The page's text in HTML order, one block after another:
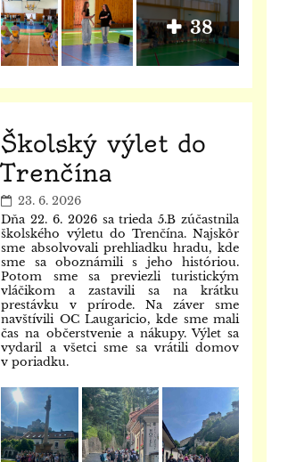
38
Školský výlet do
Trenčína
23. 6. 2026
Dňa 22. 6. 2026 sa trieda 5.B zúčastnila
školského výletu do Trenčína. Najskôr
sme absolvovali prehliadku hradu, kde
sme sa oboznámili s jeho históriou.
Potom sme sa previezli turistickým
vláčikom a zastavili sa na krátku
prestávku v prírode. Na záver sme
navštívili OC Laugaricio, kde sme mali
čas na občerstvenie a nákupy. Výlet sa
vydaril a všetci sme sa vrátili domov
v poriadku.